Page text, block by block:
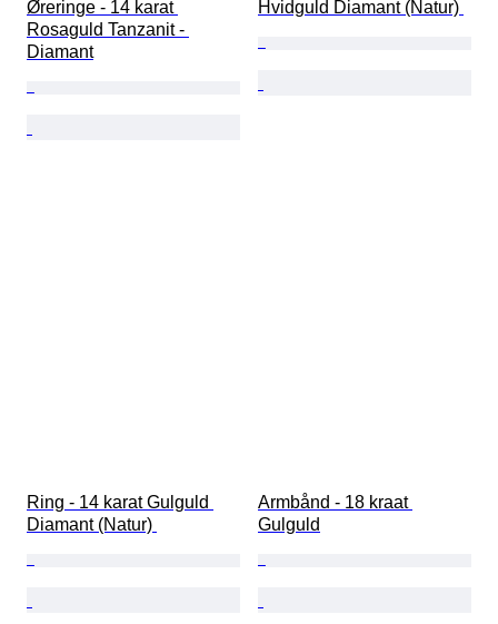
Øreringe - 14 karat
Rosaguld Tanzanit -
Diamant
Hvidguld Diamant (Natur)
Ring - 14 karat Gulguld
Diamant (Natur)
Armbånd - 18 kraat
Gulguld